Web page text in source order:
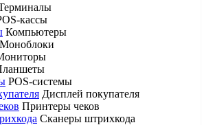
кассы
Компьютеры
Моноблоки
POS-системы
Дисплей покупателя
Принтеры чеков
Сканеры штрихкода